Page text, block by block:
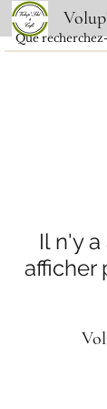
Il n'y
afficher